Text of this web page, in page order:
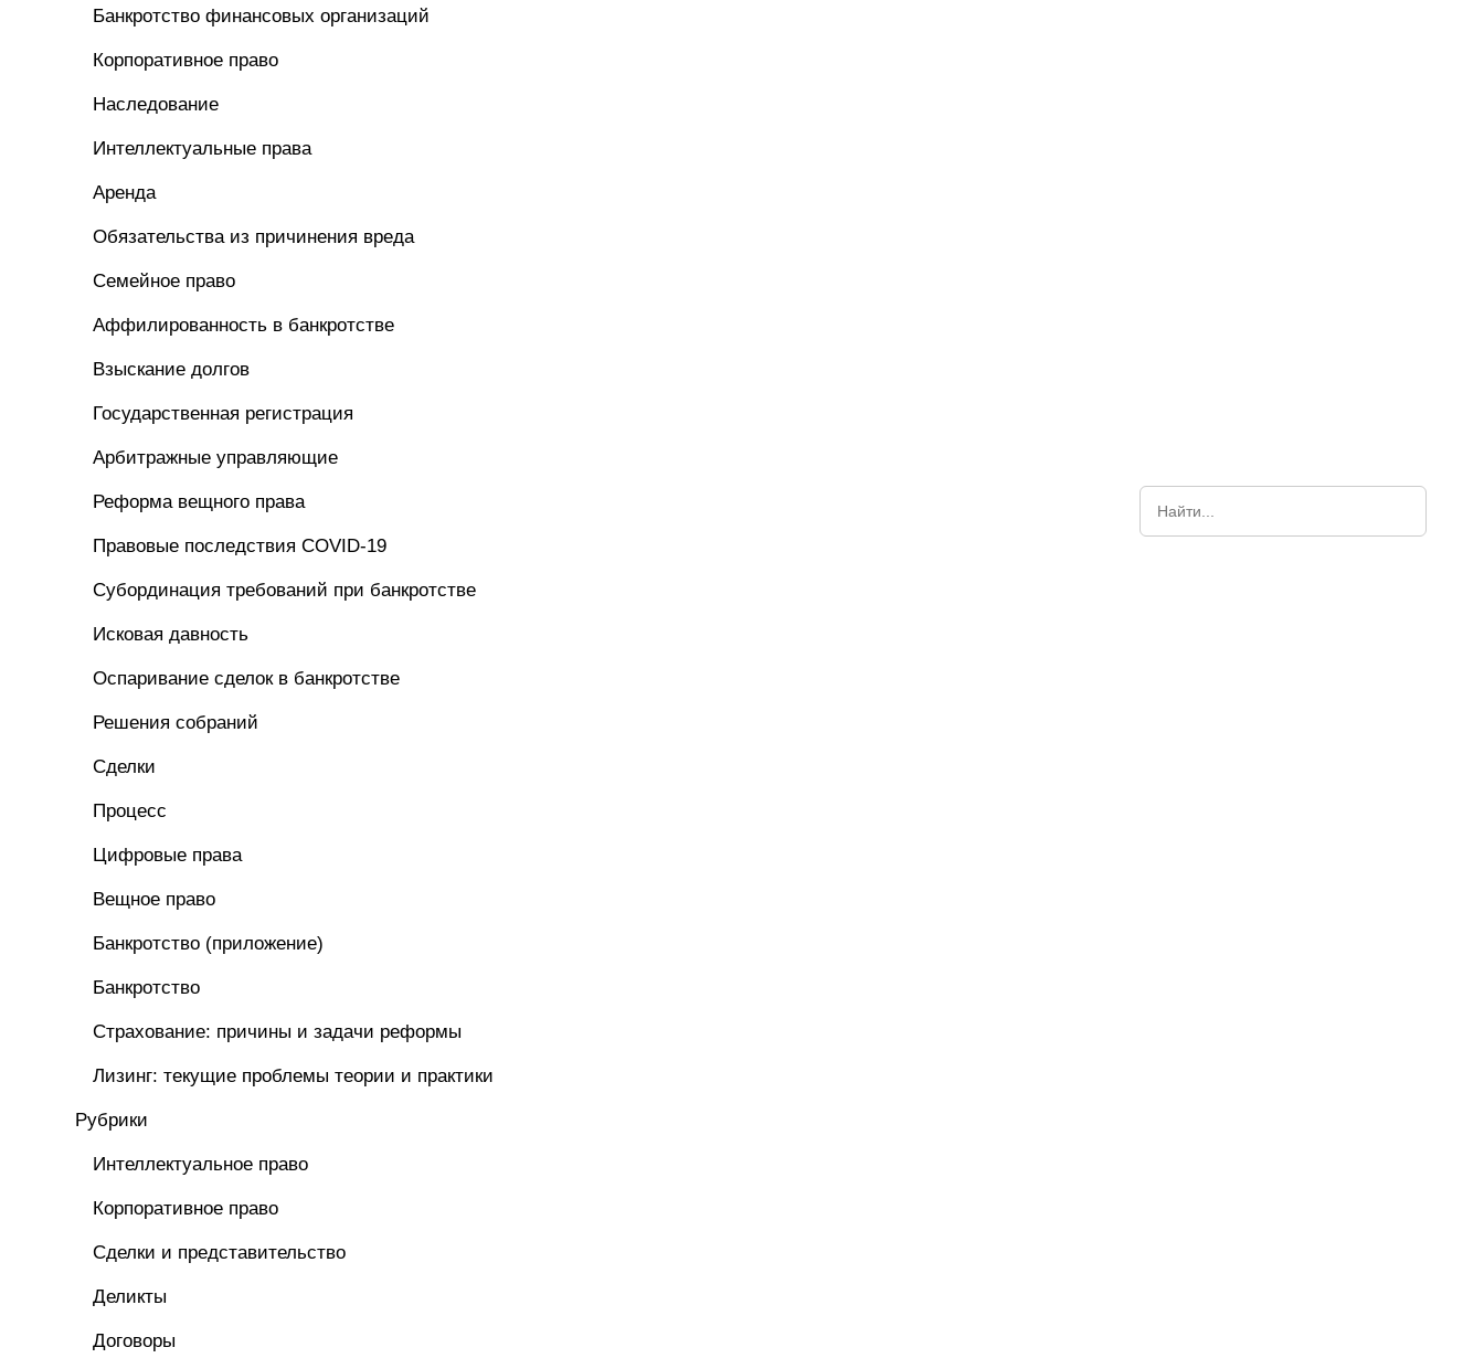
Банкротство финансовых организаций
Корпоративное право
Наследование
Интеллектуальные права
Аренда
Обязательства из причинения вреда
Семейное право
Аффилированность в банкротстве
Взыскание долгов
Государственная регистрация
Арбитражные управляющие
Реформа вещного права
Правовые последствия COVID-19
Субординация требований при банкротстве
Исковая давность
Оспаривание сделок в банкротстве
Решения собраний
Сделки
Процесс
Цифровые права
Вещное право
Банкротство (приложение)
Банкротство
Страхование: причины и задачи реформы
Лизинг: текущие проблемы теории и практики
Рубрики
Интеллектуальное право
Корпоративное право
Сделки и представительство
Деликты
Договоры